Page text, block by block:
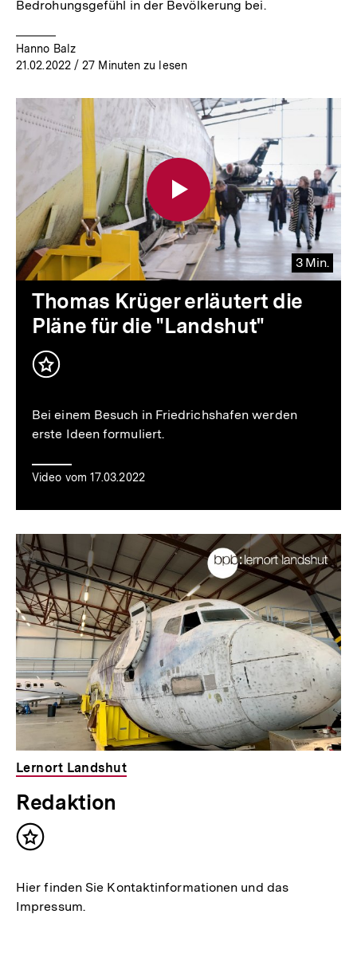
Bedrohungsgefühl in der Bevölkerung bei.
Hanno Balz
21.02.2022/ 27 Minuten zu lesen
3 Min.
Video
Dauer
3
Min.
Thomas Krüger erläutert die
Pläne für die "Landshut"
Inhalt
Bei einem Besuch in Friedrichshafen werden
erste Ideen formuliert.
Video vom 17.03.2022
Lernort Landshut
Redaktion
Inhalt
Hier finden Sie Kontaktinformationen und das
Impressum.